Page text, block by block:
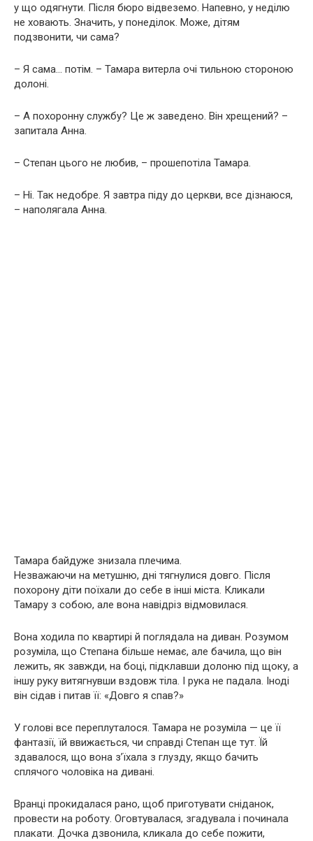
у що одягнути. Після бюро відвеземо. Напевно, у неділю
не ховають. Значить, у понеділок. Може, дітям
подзвонити, чи сама?
– Я сама… потім. – Тамара витерла очі тильною стороною
долоні.
– А похоронну службу? Це ж заведено. Він хрещений? –
запитала Анна.
– Степан цього не любив, – прошепотіла Тамара.
– Ні. Так недобре. Я завтра піду до церкви, все дізнаюся,
– наполягала Анна.
Тамара байдуже знизала плечима.
Незважаючи на метушню, дні тягнулися довго. Після
похорону діти поїхали до себе в інші міста. Кликали
Тамару з собою, але вона навідріз відмовилася.
Вона ходила по квартирі й поглядала на диван. Розумом
розуміла, що Степана більше немає, але бачила, що він
лежить, як завжди, на боці, підклавши долоню під щоку, а
іншу руку витягнувши вздовж тіла. І рука не падала. Іноді
він сідав і питав її: «Довго я спав?»
У голові все переплуталося. Тамара не розуміла — це її
фантазії, їй ввижається, чи справді Степан ще тут. Їй
здавалося, що вона з’їхала з глузду, якщо бачить
сплячого чоловіка на дивані.
Вранці прокидалася рано, щоб приготувати сніданок,
провести на роботу. Оговтувалася, згадувала і починала
плакати. Дочка дзвонила, кликала до себе пожити,